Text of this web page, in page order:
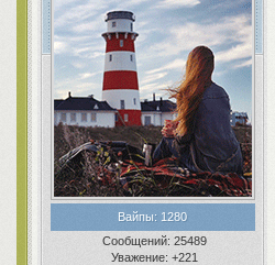
Вайпы: 1280
Сообщений: 25489
Уважение: +221